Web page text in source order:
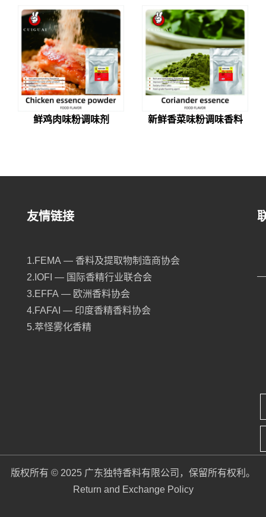
鲜鸡肉味粉调味剂 新鲜香菜味粉调味香料
友情链接
1.FEMA — 香料及提取物制造商协会
2.IOFI — 国际香精行业联合会
3.EFFA — 欧洲香料协会
4.FAFAI — 印度香精香料协会
5.萃怪雾化香精
版权所有 © 2025 广东独特香料有限公司，保留所有权利。
Return and Exchange Policy